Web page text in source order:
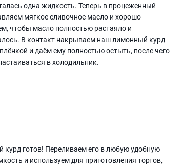
одна жидкость. Теперь в процеженный
мягкое сливочное масло и хорошо
чтобы масло полностью растаяло и
В контакт накрываем наш лимонный курд
и даём ему полностью остыть, после чего
в холодильник.
готов! Переливаем его в любую удобную
и используем для приготовления тортов,